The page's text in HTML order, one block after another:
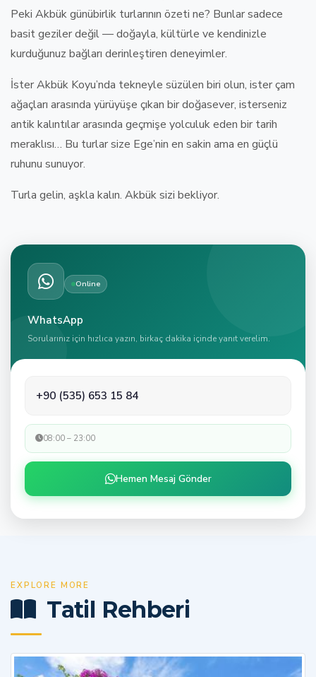
Peki Akbük günübirlik turlarının özeti ne? Bunlar sadece
basit geziler değil — doğayla, kültürle ve kendinizle
kurduğunuz bağları derinleştiren deneyimler.
İster Akbük Koyu’nda tekneyle süzülen biri olun, ister çam
ağaçları arasında yürüyüşe çıkan bir doğasever, isterseniz
antik kalıntılar arasında geçmişe yolculuk eden bir tarih
meraklısı… Bu turlar size Ege’nin en sakin ama en güçlü
ruhunu sunuyor.
Turla gelin, aşkla kalın. Akbük sizi bekliyor.
Online
WhatsApp
Sorularınız için hızlıca yazın, birkaç dakika içinde yanıt verelim.
+90 (535) 653 15 84
08:00 – 23:00
Hemen Mesaj Gönder
EXPLORE MORE
Tatil Rehberi